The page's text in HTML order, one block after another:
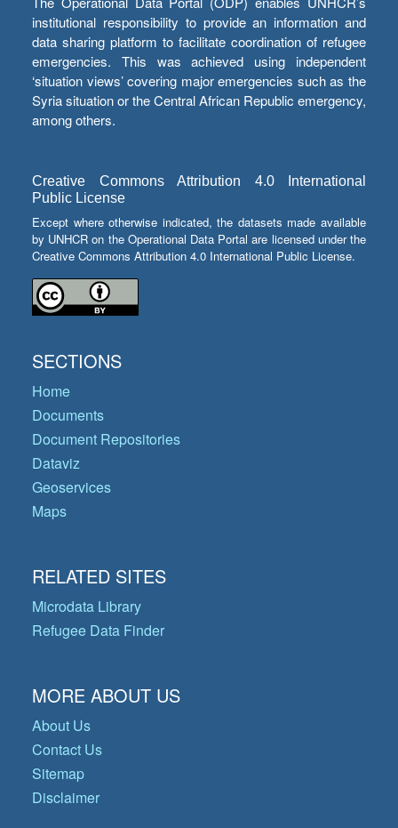
institutional responsibility to provide an information and
data sharing platform to facilitate coordination of refugee
emergencies. This was achieved using independent
‘situation views’ covering major emergencies such as the
Syria situation or the Central African Republic emergency,
among others.
Creative Commons Attribution 4.0 International
Public License
Except where otherwise indicated, the datasets made available
by UNHCR on the Operational Data Portal are licensed under the
Creative Commons Attribution 4.0 International Public License.
SECTIONS
Home
Documents
Document Repositories
Dataviz
Geoservices
Maps
RELATED SITES
Microdata Library
Refugee Data Finder
MORE ABOUT US
About Us
Contact Us
Sitemap
Disclaimer